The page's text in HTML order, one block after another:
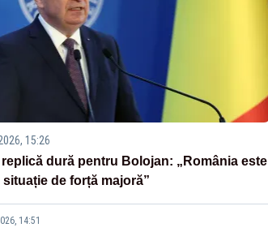
15:26
replică dură pentru Bolojan: „România este
de forță majoră”
14:51